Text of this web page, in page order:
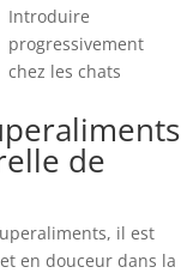
Introduire
progressivement
chez les chats
de
il est
en douceur dans la